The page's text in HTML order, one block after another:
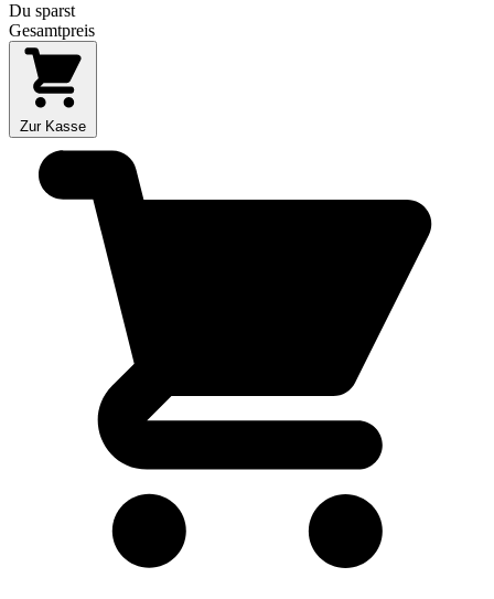
Du sparst
Gesamtpreis
Zur Kasse